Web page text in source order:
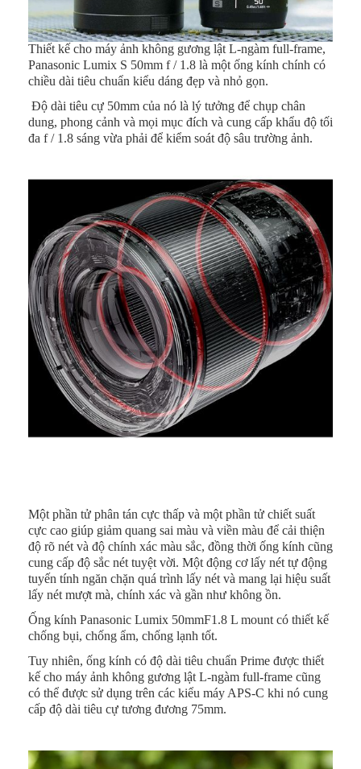
Thiết kế cho máy ảnh không gương lật L-ngàm full-frame,
Panasonic Lumix S 50mm f / 1.8 là một ống kính chính có
chiều dài tiêu chuẩn kiểu dáng đẹp và nhỏ gọn.
Độ dài tiêu cự 50mm của nó là lý tưởng để chụp chân
dung, phong cảnh và mọi mục đích và cung cấp khẩu độ tối
đa f / 1.8 sáng vừa phải để kiểm soát độ sâu trường ảnh.
Một phần tử phân tán cực thấp và một phần tử chiết suất
cực cao giúp giảm quang sai màu và viền màu để cải thiện
độ rõ nét và độ chính xác màu sắc, đồng thời ống kính cũng
cung cấp độ sắc nét tuyệt vời. Một động cơ lấy nét tự động
tuyến tính ngăn chặn quá trình lấy nét và mang lại hiệu suất
lấy nét mượt mà, chính xác và gần như không ồn.
Ống kính Panasonic Lumix 50mmF1.8 L mount có thiết kế
chống bụi, chống ẩm, chống lạnh tốt.
Tuy nhiên, ống kính có độ dài tiêu chuẩn Prime được thiết
kế cho máy ảnh không gương lật L-ngàm full-frame cũng
có thể được sử dụng trên các kiểu máy APS-C khi nó cung
cấp độ dài tiêu cự tương đương 75mm.